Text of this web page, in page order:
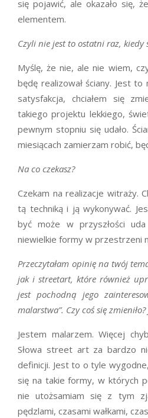
się pojawić, ale okazało się,
elementem.
Czyli nie jest to ostatni raz, kiedy
Myślę, że nie, ale nie wiem,
będę realizował ściany. Jest
satysfakcja, chciałem się
takiego projektu lekkiego,
pewnym stopniu się udało.
miesiącach zamierzam robić,
Na co czekasz?
Czekam na realizacje witraży.
tą techniką i ją wykonywać.
być może w przyszłości
niewielkie formy w przestrzeni
Przeczytałam opinię na twój
jak i streetart, które również
jest pochodną jego
malarstwa”. Czy coś się zmieniło?
Jestem malarzem. Więcej
Słowa street art za bardzo
definicji. Jest to o tyle
się na takie formy, w których
nie utożsamiam się z tym
pędzlami, czasami wałkami,